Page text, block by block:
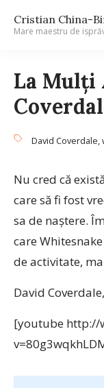
Cristian China-
Mare maestru de
La Mulţi
David Coverdale,
Nu cred că
care să fi fost
sa de naştere.
care
de activitate,
David
[youtube http://